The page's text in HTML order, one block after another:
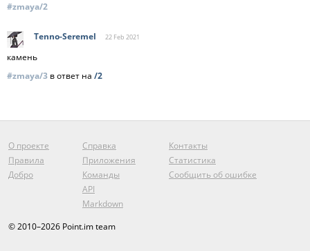
#zmaya/2
Tenno-Seremel 22 Feb 2021
камень
#zmaya/3 в ответ на /2
О проекте
Правила
Добро
Справка
Приложения
Команды
API
Markdown
Контакты
Статистика
Сообщить об ошибке
© 2010–2026 Point.im team